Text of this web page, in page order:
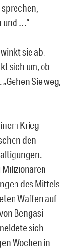
sprechen,
und …“
sie ab.
sich um, ob
Sie weg,
Krieg
den
des Mittels
Waffen auf
Bengasi
sich
Wochen in